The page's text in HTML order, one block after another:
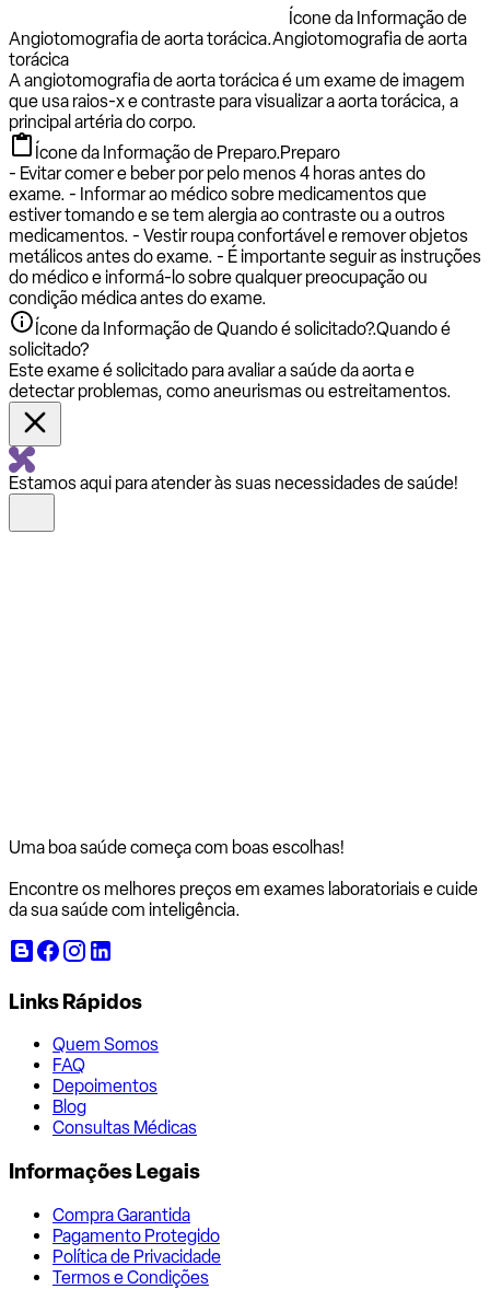
Ícone da Informação de
Angiotomografia de aorta torácica.Angiotomografia de aorta
torácica
A angiotomografia de aorta torácica é um exame de imagem
que usa raios-x e contraste para visualizar a aorta torácica, a
principal artéria do corpo.
Ícone da Informação de Preparo.Preparo
- Evitar comer e beber por pelo menos 4 horas antes do
exame. - Informar ao médico sobre medicamentos que
estiver tomando e se tem alergia ao contraste ou a outros
medicamentos. - Vestir roupa confortável e remover objetos
metálicos antes do exame. - É importante seguir as instruções
do médico e informá-lo sobre qualquer preocupação ou
condição médica antes do exame.
Ícone da Informação de Quando é solicitado?.Quando é
solicitado?
Este exame é solicitado para avaliar a saúde da aorta e
detectar problemas, como aneurismas ou estreitamentos.
Estamos aqui para atender às suas necessidades de saúde!
Uma boa saúde começa com boas escolhas!
Encontre os melhores preços em exames laboratoriais e cuide
da sua saúde com inteligência.
Links Rápidos
Quem Somos
FAQ
Depoimentos
Blog
Consultas Médicas
Informações Legais
Compra Garantida
Pagamento Protegido
Política de Privacidade
Termos e Condições